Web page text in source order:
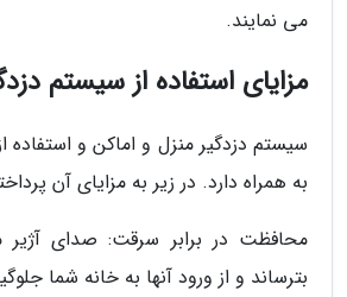
می نمایند.
مزایای استفاده از سیستم
سیستم دزدگیر منزل و اماکن و استفاده
به همراه دارد. در زیر به مزایای آن
محافظت در برابر سرقت: صدای آژیر
بترساند و از ورود آنها به خانه شما